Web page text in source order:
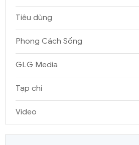
Tiêu dùng
Phong Cách Sống
GLG Media
Tạp chí
Video